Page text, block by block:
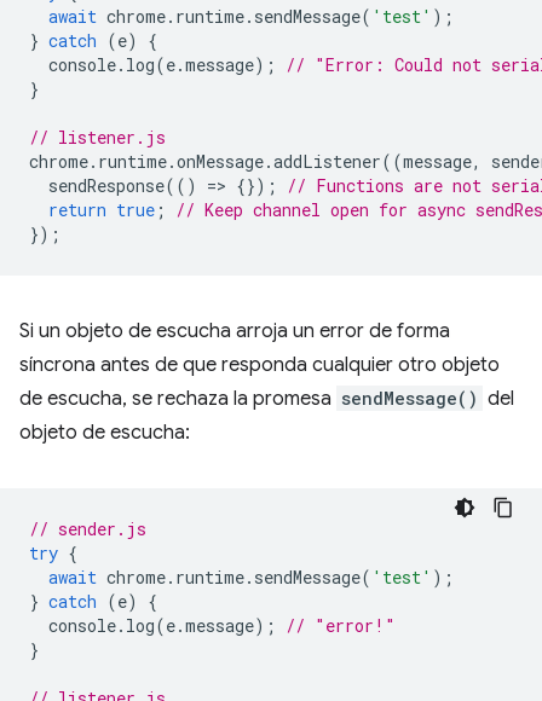
await chrome. runtime. sendMessage( 'test' );
} catch (e)
{
console. log(e.message);
// "Error: Could not
}
// listener.js
chrome. runtime.onMessage.addListener((message,
sendResponse(() => {});
// Functions are not
return true ;
// Keep channel open for async
});
Si un objeto de escucha arroja un error de forma
síncrona antes de que responda cualquier otro objeto
de escucha, se rechaza la promesa sendMessage() del
objeto de escucha:
// sender.js
try {
await chrome. runtime. sendMessage( 'test' );
} catch (e)
{
console. log(e.message);
// "error!"
}